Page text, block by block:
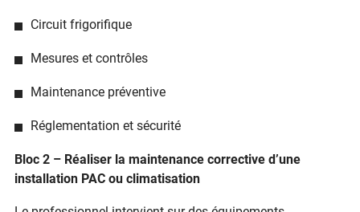
Circuit frigorifique
Mesures et contrôles
Maintenance préventive
Réglementation et sécurité
Bloc 2 – Réaliser la maintenance corrective d’une
installation PAC ou climatisation